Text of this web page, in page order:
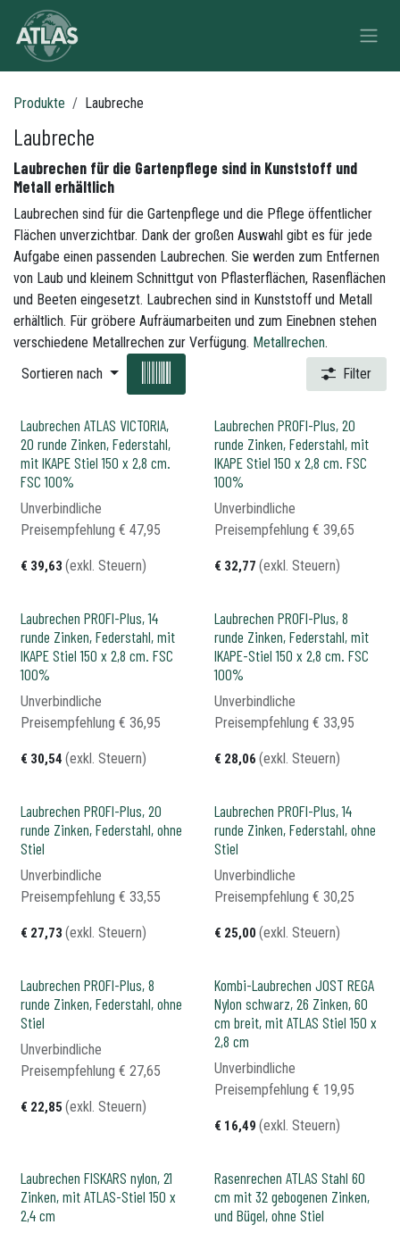
Zum Inhalt springen
Produkte Laubreche
Laubreche
Laubrechen für die Gartenpflege sind in Kunststoff und
Metall erhältlich
Laubrechen sind für die Gartenpflege und die Pflege öffentlicher
Flächen unverzichtbar. Dank der großen Auswahl gibt es für jede
Aufgabe einen passenden Laubrechen. Sie werden zum Entfernen
von Laub und kleinem Schnittgut von Pflasterflächen, Rasenflächen
und Beeten eingesetzt. Laubrechen sind in Kunststoff und Metall
erhältlich. Für gröbere Aufräumarbeiten und zum Einebnen stehen
verschiedene Metallrechen zur Verfügung. Metallrechen.
Sortieren nach
Filter
Laubrechen ATLAS VICTORIA,
20 runde Zinken, Federstahl,
mit IKAPE Stiel 150 x 2,8 cm.
FSC 100%
€ 39,63 (exkl. Steuern)
Unverbindliche
Preisempfehlung​ € 47,95
Laubrechen PROFI-Plus, 20
runde Zinken, Federstahl, mit
IKAPE Stiel 150 x 2,8 cm. FSC
100%
€ 32,77 (exkl. Steuern)
Unverbindliche
Preisempfehlung​ € 39,65
Laubrechen PROFI-Plus, 14
runde Zinken, Federstahl, mit
IKAPE Stiel 150 x 2,8 cm. FSC
100%
€ 30,54 (exkl. Steuern)
Unverbindliche
Preisempfehlung​ € 36,95
Laubrechen PROFI-Plus, 8
runde Zinken, Federstahl, mit
IKAPE-Stiel 150 x 2,8 cm. FSC
100%
€ 28,06 (exkl. Steuern)
Unverbindliche
Preisempfehlung​ € 33,95
Laubrechen PROFI-Plus, 20
runde Zinken, Federstahl, ohne
Stiel
€ 27,73 (exkl. Steuern)
Unverbindliche
Preisempfehlung​ € 33,55
Laubrechen PROFI-Plus, 14
runde Zinken, Federstahl, ohne
Stiel
€ 25,00 (exkl. Steuern)
Unverbindliche
Preisempfehlung​ € 30,25
Laubrechen PROFI-Plus, 8
runde Zinken, Federstahl, ohne
Stiel
€ 22,85 (exkl. Steuern)
Unverbindliche
Preisempfehlung​ € 27,65
Kombi-Laubrechen JOST REGA
Nylon schwarz, 26 Zinken, 60
cm breit, mit ATLAS Stiel 150 x
2,8 cm
€ 16,49 (exkl. Steuern)
Unverbindliche
Preisempfehlung​ € 19,95
Laubrechen FISKARS nylon, 21
Zinken, mit ATLAS-Stiel 150 x
2,4 cm
Rasenrechen ATLAS Stahl 60
cm mit 32 gebogenen Zinken,
und Bügel, ohne Stiel